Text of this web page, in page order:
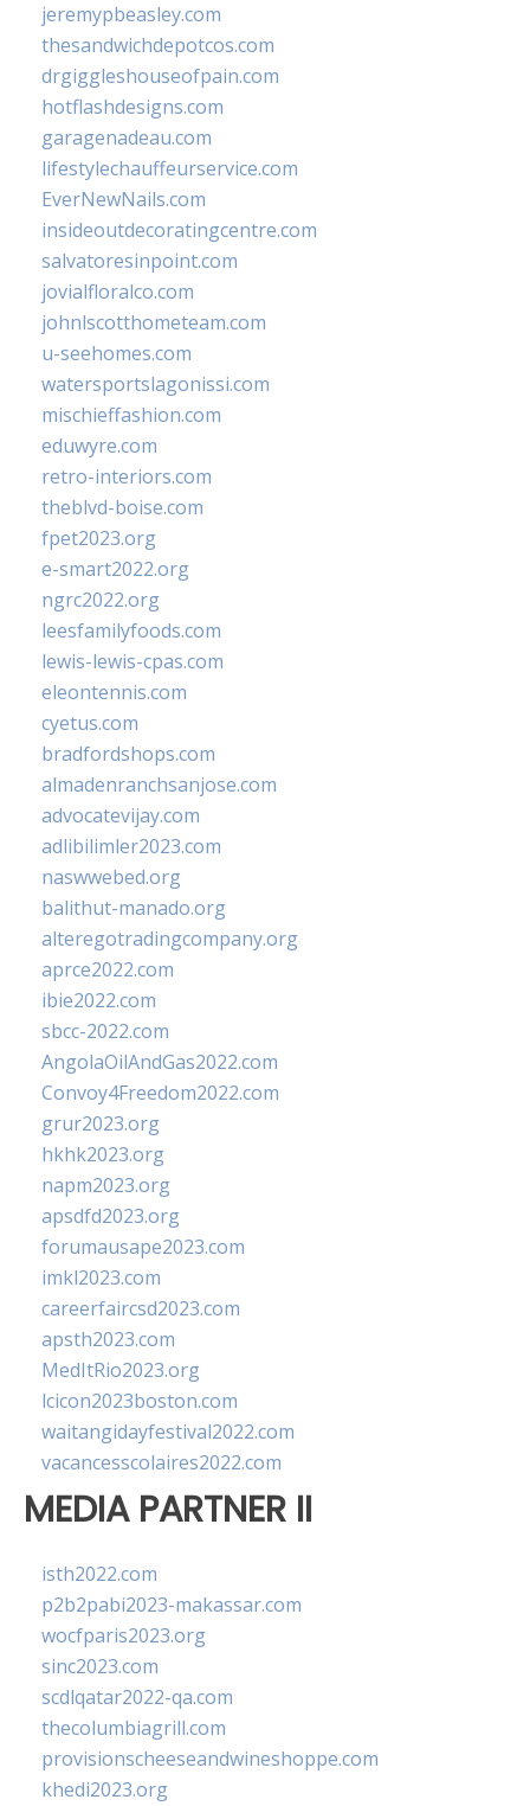
jeremypbeasley.com
thesandwichdepotcos.com
drgiggleshouseofpain.com
hotflashdesigns.com
garagenadeau.com
lifestylechauffeurservice.com
EverNewNails.com
insideoutdecoratingcentre.com
salvatoresinpoint.com
jovialfloralco.com
johnlscotthometeam.com
u-seehomes.com
watersportslagonissi.com
mischieffashion.com
eduwyre.com
retro-interiors.com
theblvd-boise.com
fpet2023.org
e-smart2022.org
ngrc2022.org
leesfamilyfoods.com
lewis-lewis-cpas.com
eleontennis.com
cyetus.com
bradfordshops.com
almadenranchsanjose.com
advocatevijay.com
adlibilimler2023.com
naswwebed.org
balithut-manado.org
alteregotradingcompany.org
aprce2022.com
ibie2022.com
sbcc-2022.com
AngolaOilAndGas2022.com
Convoy4Freedom2022.com
grur2023.org
hkhk2023.org
napm2023.org
apsdfd2023.org
forumausape2023.com
imkl2023.com
careerfaircsd2023.com
apsth2023.com
MedItRio2023.org
lcicon2023boston.com
waitangidayfestival2022.com
vacancesscolaires2022.com
MEDIA PARTNER II
isth2022.com
p2b2pabi2023-makassar.com
wocfparis2023.org
sinc2023.com
scdlqatar2022-qa.com
thecolumbiagrill.com
provisionscheeseandwineshoppe.com
khedi2023.org